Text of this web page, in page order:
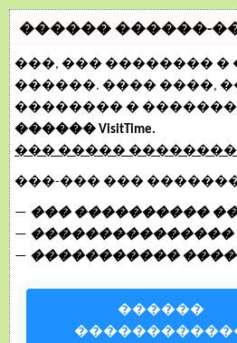
������ ������-
���, ��� ��������
������. ���� ����,
�������� �
������ VisitTime.
��� �����
���-��� ���
— ��� ����������
— ���������������
— �����������
������